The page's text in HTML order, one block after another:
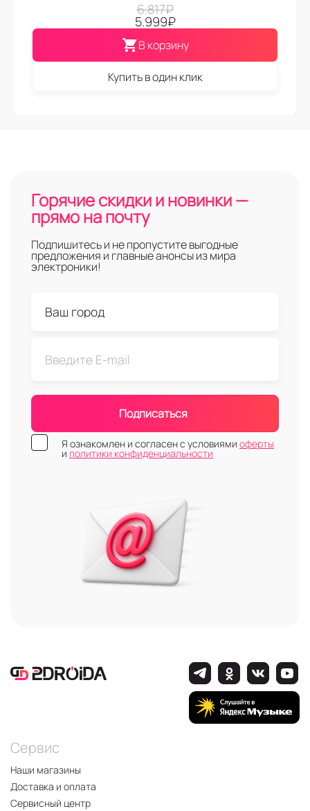
6.817₽
5.999₽
В корзину
Купить в один клик
Горячие скидки и новинки —
прямо на почту
Подпишитесь и не пропустите выгодные
предложения и главные анонсы из мира
электроники!
Подписаться
Я ознакомлен и согласен с условиями оферты
и политики конфиденциальности
Сервис
Наши магазины
Доставка и оплата
Сервисный центр